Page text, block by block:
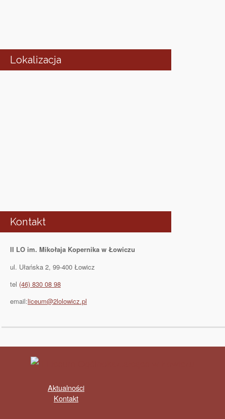
Lokalizacja
Kontakt
II LO im. Mikołaja Kopernika w Łowiczu
ul. Ułańska 2, 99-400 Łowicz
tel (46) 830 08 98
email:liceum@2lolowicz.pl
Aktualności
Kontakt